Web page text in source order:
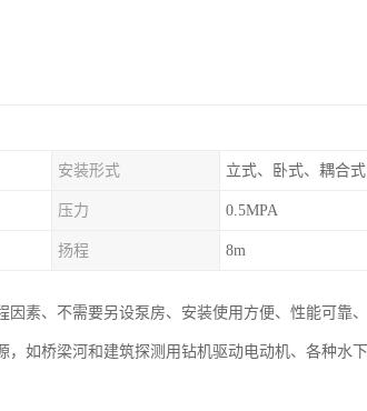
安装形式 立式、卧式、耦合式
压力 0.5MPA
扬程 8m
素、不需要另设泵房、安装使用方便、性能可靠
如桥梁河和建筑探测用钻机驱动电动机、各种水